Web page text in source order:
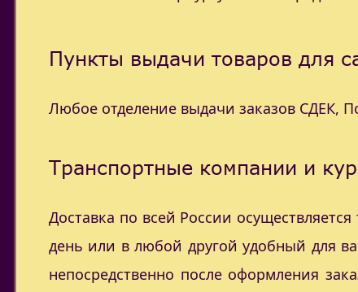
Пункты выдачи товаров для
Любое отделение выдачи заказов СДЕК,
Транспортные компании и
Доставка по всей России
день или в любой другой удобный для
непосредственно после оформления